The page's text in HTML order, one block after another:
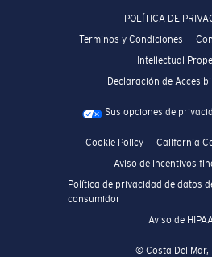
POLÍTICA DE
Terminos y Condiciones
Intellectual
Declaración de
Sus opciones de
Cookie Policy
California
Aviso de incentivos
Política de privacidad de datos
consumidor
Aviso de
© Costa Del Mar,